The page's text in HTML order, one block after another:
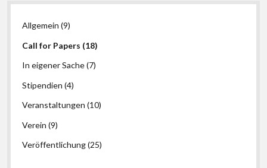
Seitenleiste
Allgemein (9)
Call for Papers (18)
In eigener Sache(7)
Stipendien (4)
Veranstaltungen (10)
Verein (9)
Veröffentlichung(25)